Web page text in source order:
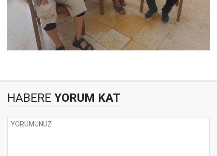
HABERE YORUM KAT